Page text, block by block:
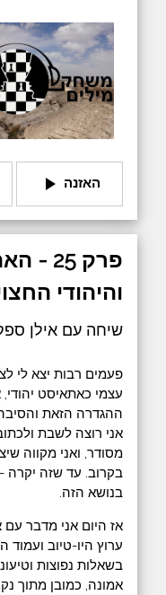
האזנה play_arrow
פרק
והיהודי
שיחה עם אילן
פעמים רבות יצא לי
עצמי כאתאיסט
ההגדרה הזאת
אני רוצה לשבת
מסודר, ואני מקווה
בקרוב. עד שזה יקרה
בנושא הזה.
אז היום אני מדבר עם
ערוץ היו-טיוב ועמוד
בשאלות נפוצות
אמונה, כמובן מתוך